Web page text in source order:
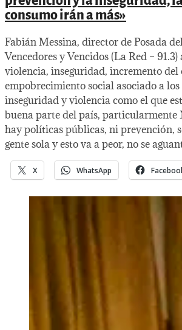
consumo irán a más»
Fabián Messina, director de Posada
Vencedores y Vencidos (La Red –
violencia, inseguridad, incremento del
empobrecimiento social asociado a los
inseguridad y violencia como el que
buena parte del país, particularmente
hay políticas públicas, ni prevención,
gente sola y esto va a peor, no se
X WhatsApp